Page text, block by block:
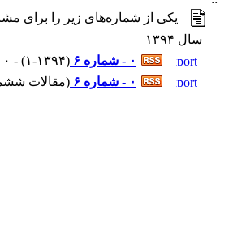
یکی از شماره‌های زیر را برای
سال ۱۳۹۴
۰ - شماره ۶
(۱-۱۳۹۴) - ۰ مقاله
۰ - شماره ۶
(مقالات